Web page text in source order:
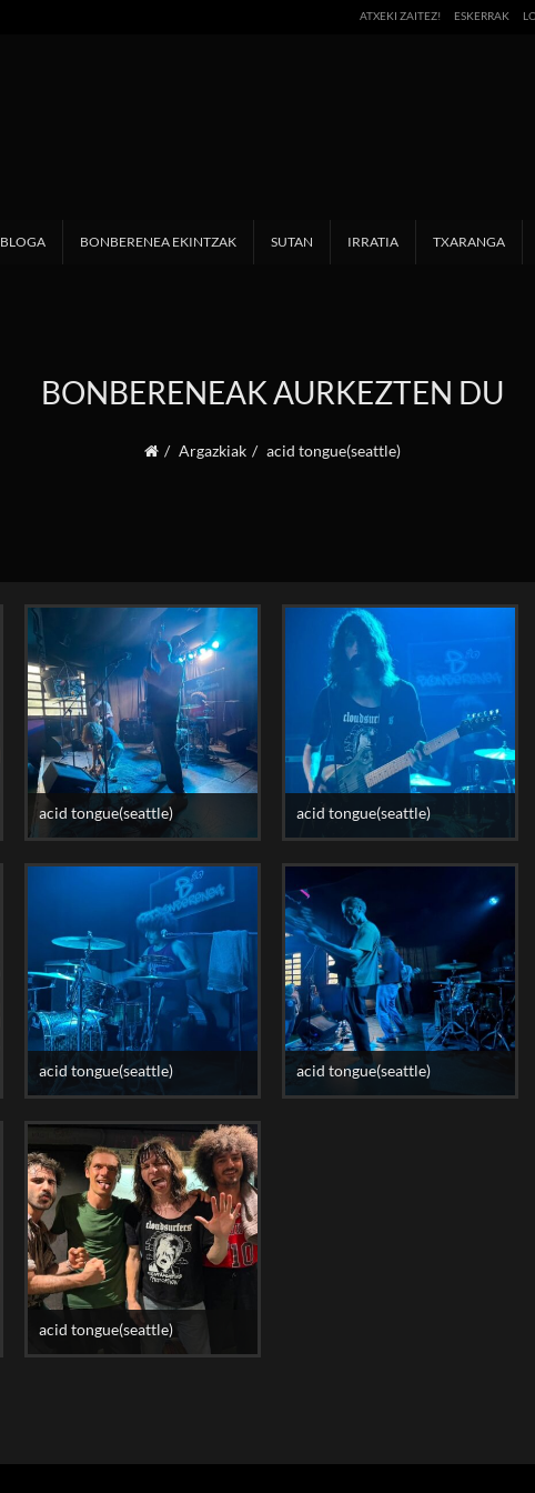
ATXEKI ZAITEZ! ESKERRAK
BLOGA BONBERENEA EKINTZAK SUTAN IRRATIA TXARANGA
BONBERENEAK AURKEZTEN DU
Argazkiak acid tongue(seattle)
acid tongue(seattle) acid tongue(seattle)
acid tongue(seattle) acid tongue(seattle)
acid tongue(seattle)